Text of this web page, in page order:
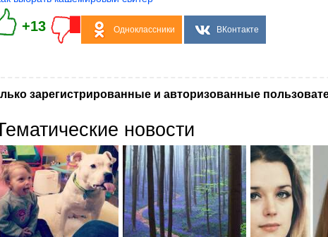
+13 Одноклассники ВКонтакте
зарегистрированные и авторизованные
новости